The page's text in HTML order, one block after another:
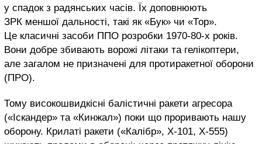
у спадок з радянських часів. Їх доповнюють
ЗРК меншої дальності, такі як «Бук» чи «Тор».
Це класичні засоби ППО розробки 1970-80-х років.
Вони добре збивають ворожі літаки та гелікоптери,
але загалом не призначені для протиракетної оборони
(ПРО).
Тому високошвидкісні балістичні ракети агресора
(«Іскандер» та «Кинжал») поки що проривають нашу
оборону. Крилаті ракети («Калібр», Х-101, Х-555)